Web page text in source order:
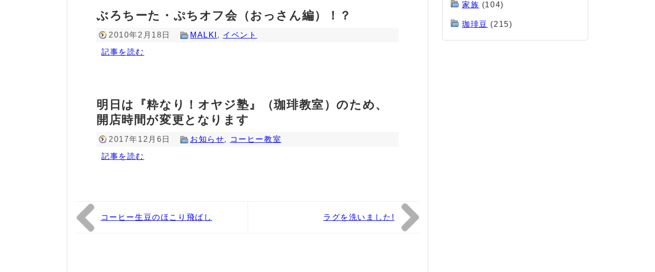
ぶろちーた・ぷちオフ会（おっさん編）！？
2010年2月18日 MALKI , イベント
記事を読む
明日は『粋なり！オヤジ塾』（珈琲教室）のため、
開店時間が変更となります
2017年12月6日 お知らせ, コーヒー教室
記事を読む
コーヒー生豆のほこり飛ばし ラグを洗いました!
家族 (104)
珈琲豆 (215)